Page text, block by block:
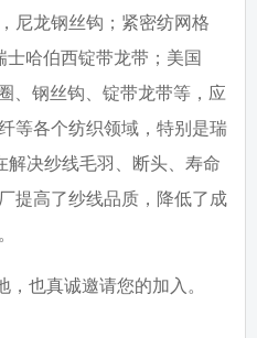
尼龙钢丝钩；紧密纺网格
士哈伯西锭带龙带；美国
、钢丝钩、锭带龙带等，应
等各个纺织领域，特别是瑞
解决纱线毛羽、断头、寿命
提高了纱线品质，降低了成
也真诚邀请您的加入。